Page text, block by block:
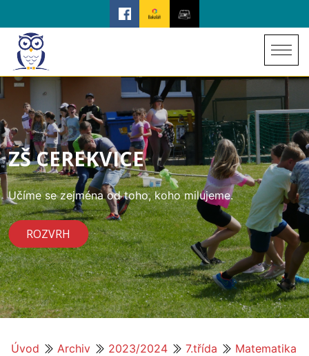
ZŠ CEREKVICE
Učíme se zejména od toho, koho milujeme.
ROZVRH
Úvod Archiv 2023/2024 7.třída
Matematika